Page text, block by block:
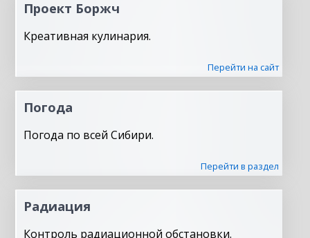
Проект Боржч
Креативная кулинария.
Перейти на сайт
Погода
Погода по всей Сибири.
Перейти в раздел
Радиация
Контроль радиационной обстановки.